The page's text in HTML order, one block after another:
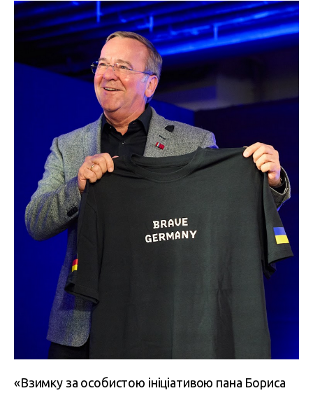
«Взимку за особистою ініціативою пана Бориса